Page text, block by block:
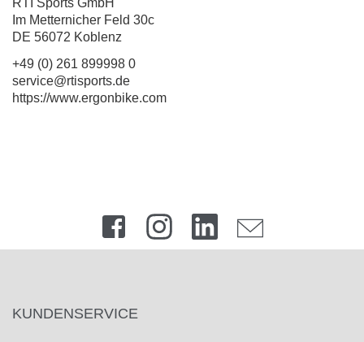
RTI Sports GmbH
Im Metternicher Feld 30c
DE 56072 Koblenz
+49 (0) 261 899998 0
service@rtisports.de
https://www.ergonbike.com
KUNDENSERVICE